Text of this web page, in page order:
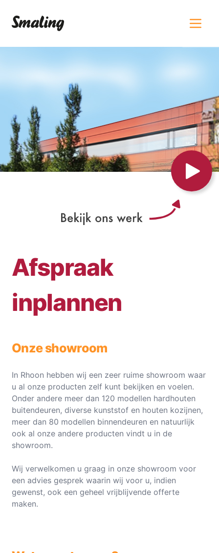
Afspraak
inplannen
Onze showroom
In Rhoon hebben wij een zeer ruime showroom waar
u al onze producten zelf kunt bekijken en voelen.
Onder andere meer dan 120 modellen hardhouten
buitendeuren, diverse kunststof en houten kozijnen,
meer dan 80 modellen binnendeuren en natuurlijk
ook al onze andere producten vindt u in de
showroom.
Wij verwelkomen u graag in onze showroom voor
een advies gesprek waarin wij voor u, indien
gewenst, ook een geheel vrijblijvende offerte
maken.